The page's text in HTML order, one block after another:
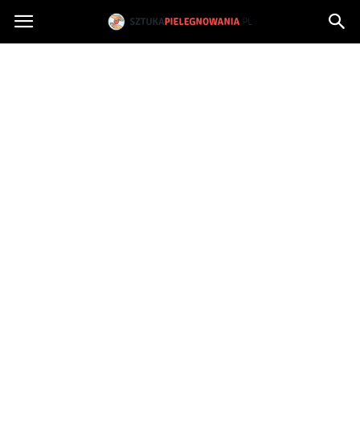
Sztukapielegnowania.pl